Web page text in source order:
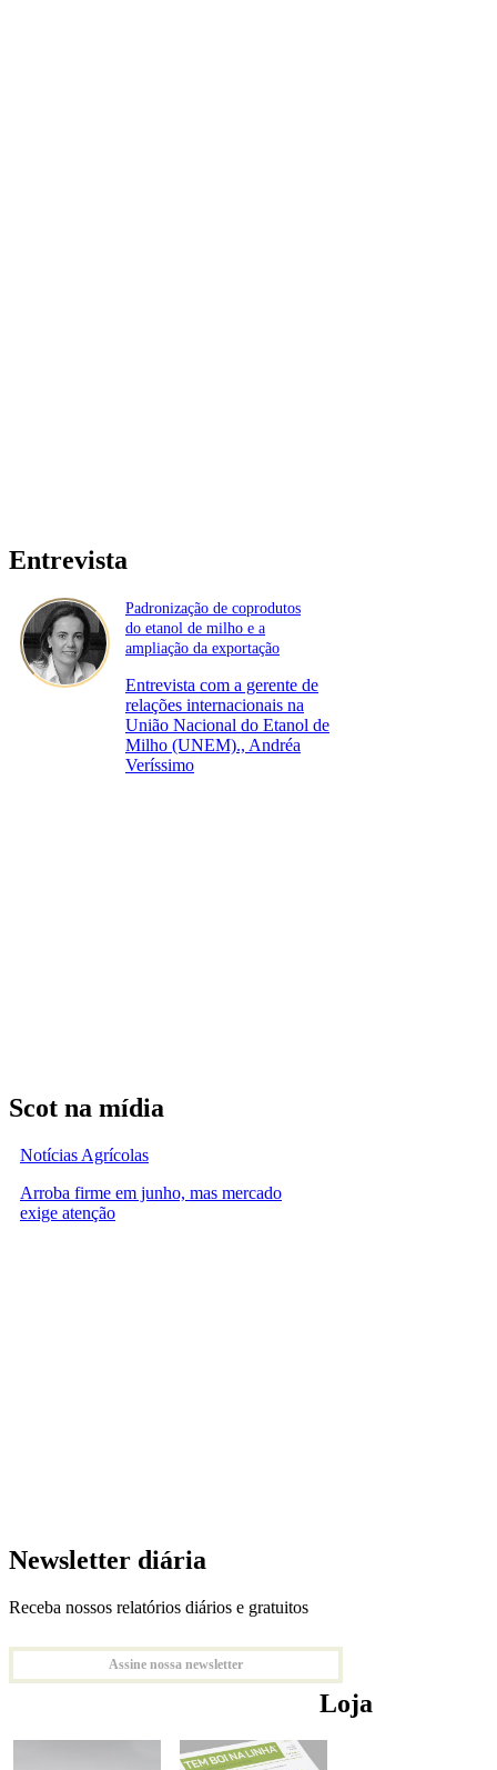
Entrevista
Padronização de coprodutos
do etanol de milho e a
ampliação da exportação
Entrevista com a gerente de
relações internacionais na
União Nacional do Etanol de
Milho (UNEM)., Andréa
Veríssimo
Scot na mídia
Notícias Agrícolas
Arroba firme em junho, mas mercado
exige atenção
Newsletter diária
Receba nossos relatórios diários e gratuitos
Assine nossa newsletter
Loja